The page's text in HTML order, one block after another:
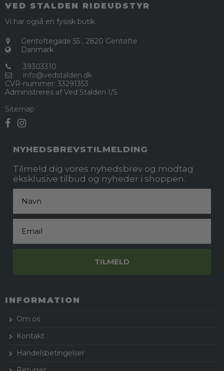
VED STALDEN RIDEUDSTYR
Vi har også en fysisk butik
Gentoftegade 55 , 2820 Gentofte
Danmark
39303310
info@vedstalden.dk
CVR-nummer: 33291353
Administreres af Ved Stalden I/S
Sitemap
NYHEDSBREVSTILMELDING
Tilmeld dig vores nyhedsbrev og modtag
eksklusive tilbud og nyheder i shoppen.
TILMELD
INFORMATION
Om os
Kontakt
Handelsbetingelser